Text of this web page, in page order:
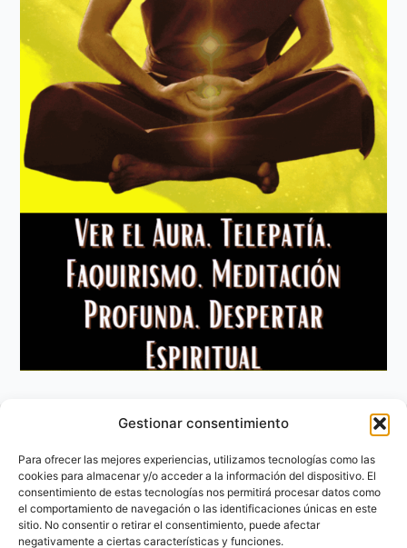
Gestionar consentimiento
Para ofrecer las mejores experiencias, utilizamos tecnologías como las
cookies para almacenar y/o acceder a la información del dispositivo. El
consentimiento de estas tecnologías nos permitirá procesar datos como
el comportamiento de navegación o las identificaciones únicas en este
sitio. No consentir o retirar el consentimiento, puede afectar
negativamente a ciertas características y funciones.
Aviso Legal
Política de privacidad
Política de Cookies
Contacto